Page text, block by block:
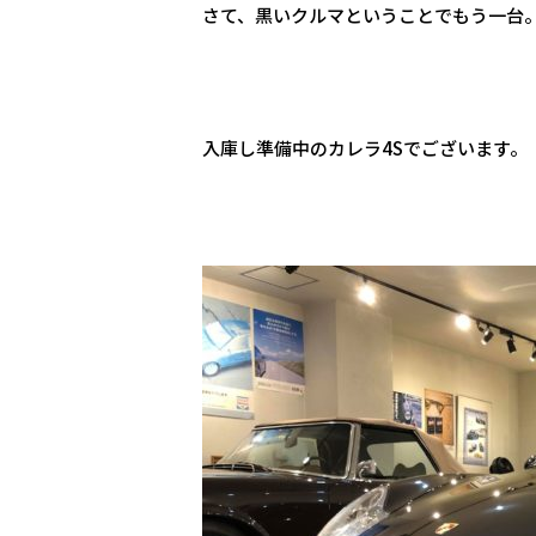
さて、黒いクルマということでもう一台
入庫し準備中のカレラ4Sでございます。